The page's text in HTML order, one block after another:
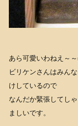
あら可愛いわねえ～
ビリケンさんはみん
けしているので
なんだか緊張してし
ましいです。